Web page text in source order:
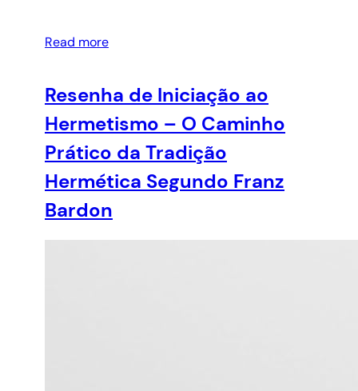
Read more
Resenha de Iniciação ao
Hermetismo – O Caminho
Prático da Tradição
Hermética Segundo Franz
Bardon